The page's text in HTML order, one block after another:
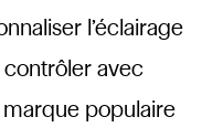
l’éclairage
avec
populaire